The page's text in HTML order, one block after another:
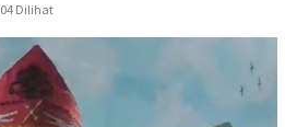
Dilihat